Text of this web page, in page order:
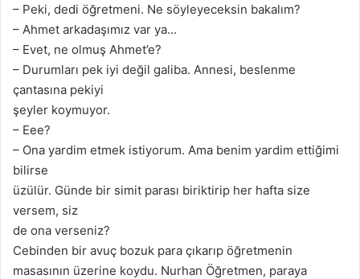
– Peki, dedi öğretmeni. Ne söyleyeceksin bakalım?
– Ahmet arkadaşımız var ya…
– Evet, ne olmuş Ahmet’e?
– Durumları pek iyi değil galiba. Annesi, beslenme
çantasına pekiyi
şeyler koymuyor.
– Eee?
– Ona yardim etmek istiyorum. Ama benim yardim ettiğimi
bilirse
üzülür. Günde bir simit parası biriktirip her hafta size
versem, siz
de ona verseniz?
Cebinden bir avuç bozuk para çıkarıp öğretmenin
masasının üzerine koydu. Nurhan Öğretmen, paraya